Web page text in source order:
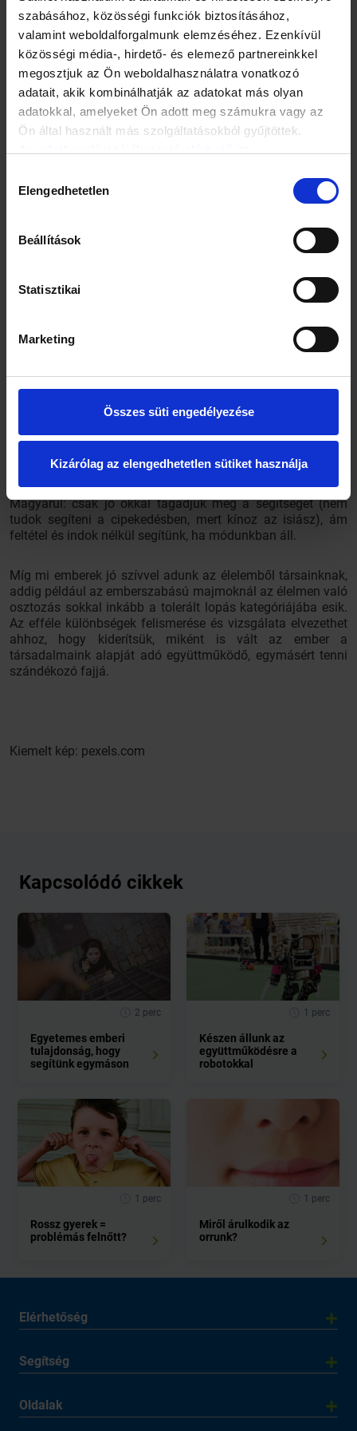
szabásához, közösségi funkciók biztosításához,
valamint weboldalforgalmunk elemzéséhez. Ezenkívül
közösségi média-, hirdető- és elemező partnereinkkel
megosztjuk az Ön weboldalhasználatra vonatkozó
adatait, akik kombinálhatják az adatokat más olyan
adatokkal, amelyeket Ön adott meg számukra vagy az
Ön által használt más szolgáltatásokból gyűjtöttek.
kiválasztása
Elengedhetetlen
Beállítások
Statisztikai
Marketing
Összes süti engedélyezése
Kizárólag az elengedhetetlen sütiket használja
lépünk, a kulturális különbségek zöme eltűnik, s előbukkan
fajunk általános tulajdonsága: ha kell, segítünk
magyarázta Giovanni Rossi, a kutatás vezetője.
A szívességkérésekből hétszer többet teljesítettek az
emberek, mint ahányat visszautasítottak, és hatszor többet,
mint ahányról nem vettek tudomást.
Általában indok nélkül segítettek egymásnak az emberek,
ám, ha valamiért visszautasították a segítséget, akkor az
esetek mintegy háromnegyedében ezt meg is magyarázták.
Magyarul: csak jó okkal tagadjuk meg a segítséget (nem
tudok segíteni a cipekedésben, mert kínoz az isiász), ám
feltétel és indok nélkül segítünk, ha módunkban áll.
Míg mi emberek jó szívvel adunk az élelemből társainknak,
addig például az emberszabású majmoknál az élelmen való
osztozás sokkal inkább a tolerált lopás kategóriájába esik.
Az efféle különbségek felismerése és vizsgálata elvezethet
ahhoz, hogy kiderítsük, miként is vált az ember a
társadalmaink alapját adó együttműködő, egymásért tenni
szándékozó fajjá.
Kiemelt kép: pexels.com
Kapcsolódó cikkek
2 perc
Egyetemes emberi
tulajdonság, hogy
segítünk egymáson
1 perc
Készen állunk az
együttműködésre a
robotokkal
1 perc
Rossz gyerek =
problémás felnőtt?
1 perc
Miről árulkodik az
orrunk?
Elérhetőség
Segítség
Oldalak